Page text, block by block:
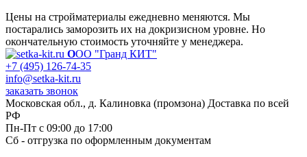
Цены на стройматериалы ежедневно меняются. Мы
постарались заморозить их на докризисном уровне. Но
окончательную стоимость уточняйте у менеджера.
ООО "Гранд КИТ"
+7 (495) 126-74-35
info@setka-kit.ru
заказать звонок
Московская обл., д. Калиновка (промзона) Доставка по всей
РФ
Пн-Пт с 09:00 до 17:00
Сб - отгрузка по оформленным документам